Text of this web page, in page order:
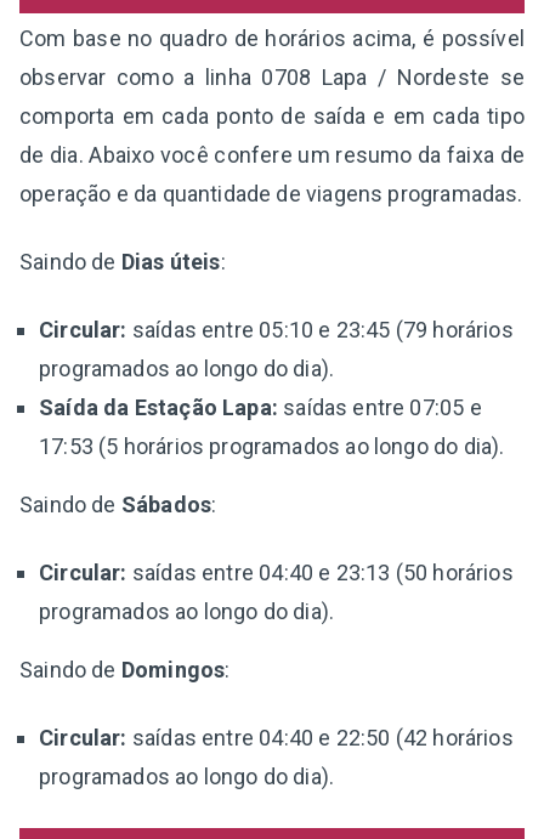
Com base no quadro de horários acima, é possível
observar como a linha 0708 Lapa / Nordeste se
comporta em cada ponto de saída e em cada tipo
de dia. Abaixo você confere um resumo da faixa de
operação e da quantidade de viagens programadas.
Saindo de Dias úteis:
Circular: saídas entre 05:10 e 23:45 (79 horários
programados ao longo do dia).
Saída da Estação Lapa: saídas entre 07:05 e
17:53 (5 horários programados ao longo do dia).
Saindo de Sábados:
Circular: saídas entre 04:40 e 23:13 (50 horários
programados ao longo do dia).
Saindo de Domingos:
Circular: saídas entre 04:40 e 22:50 (42 horários
programados ao longo do dia).